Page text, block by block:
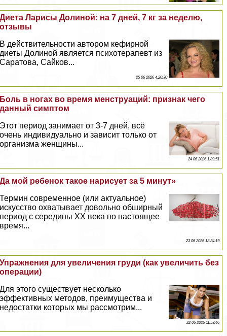
Диета Ларисы Долиной: на 7 дней, 7 кг за неделю,
отзывы
В действительности автором кефирной
диеты Долиной является психотерапевт из
Саратова, Сайков...
25 06 2026 4:20:30
Боль в ногах во время мeнcтpуаций: признак чего
данный симптом
Этот период занимает от 3-7 дней, всё
очень индивидуально и зависит только от
организма женщины...
24 06 2026 1:39:51
Да мой ребенок такое нарисует за 5 минут»
Термин современное (или актуальное)
искусство охватывает довольно обширный
период с середины XX века по настоящее
время...
23 06 2026 13:34:19
Упражнения для увеличения гpyди (как увеличить без
операции)
Для этого существует несколько
эффективных методов, преимущества и
недостатки которых мы рассмотрим...
22 06 2026 11:53:46